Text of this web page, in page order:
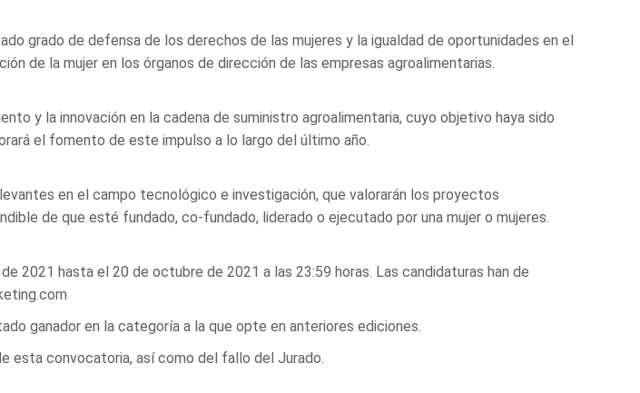
grado de defensa de los derechos de las mujeres y la igualdad de oportunidades en el
de la mujer en los órganos de dirección de las empresas agroalimentarias.
y la innovación en la cadena de suministro agroalimentaria, cuyo objetivo haya sido
el fomento de este impulso a lo largo del último año.
en el campo tecnológico e investigación, que valorarán los proyectos
de que esté fundado, co-fundado, liderado o ejecutado por una mujer o mujeres.
2021 hasta el 20 de octubre de 2021 a las 23:59 horas. Las candidaturas han de
ganador en la categoría a la que opte en anteriores ediciones.
esta convocatoria, así como del fallo del Jurado.